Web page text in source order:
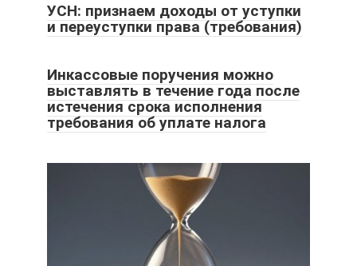
УСН: признаем доходы от уступки
и переуступки права (требования)
Инкассовые поручения можно
выставлять в течение года после
истечения срока исполнения
требования об уплате налога